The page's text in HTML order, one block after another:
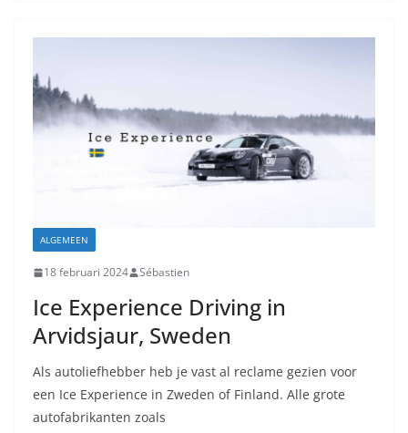
ALGEMEEN
18 februari 2024 Sébastien
Ice Experience Driving in
Arvidsjaur, Sweden
Als autoliefhebber heb je vast al reclame gezien voor
een Ice Experience in Zweden of Finland. Alle grote
autofabrikanten zoals